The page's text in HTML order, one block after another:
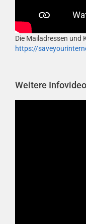
Die Mailadressen und
https://
Weitere